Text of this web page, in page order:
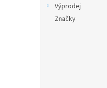
Výprodej
Značky